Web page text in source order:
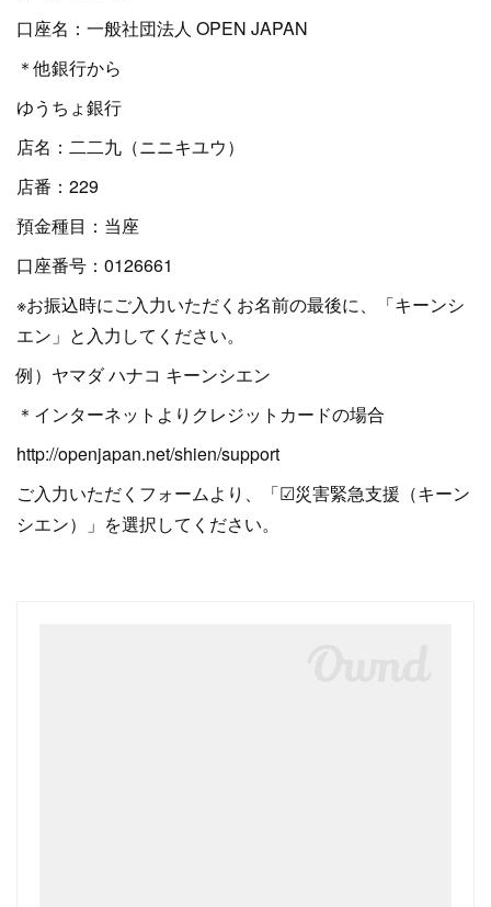
口座名：一般社団法人 OPEN JAPAN
＊他銀行から
ゆうちょ銀行
店名：二二九（ニニキユウ）
店番：229
預金種目：当座
口座番号：0126661
※お振込時にご入力いただくお名前の最後に、「キーンシ
エン」と入力してください。
例）ヤマダ ハナコ キーンシエン
＊インターネットよりクレジットカードの場合
http://openjapan.net/shien/support
ご入力いただくフォームより、「☑災害緊急支援（キーン
シエン）」を選択してください。